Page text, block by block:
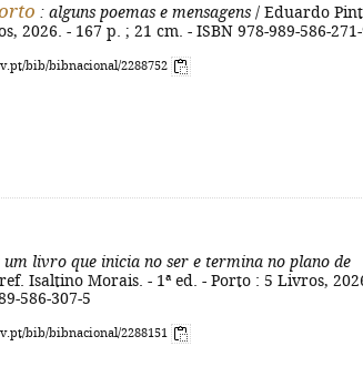
: alguns poemas e mensagens / Eduardo
2026. - 167 p. ; 21 cm. - ISBN 978-989-586-
bib/bibnacional/2288752
um livro que inicia no ser e termina no plano de
Isaltino Morais. - 1ª ed. - Porto : 5 Livros,
586-307-5
bib/bibnacional/2288151